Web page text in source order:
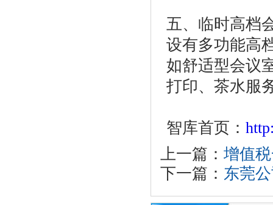
五、临时高档
设有多功能高
如舒适型会议
打印、茶水服
智库首页：
上一篇： 增值
下一篇： 东莞